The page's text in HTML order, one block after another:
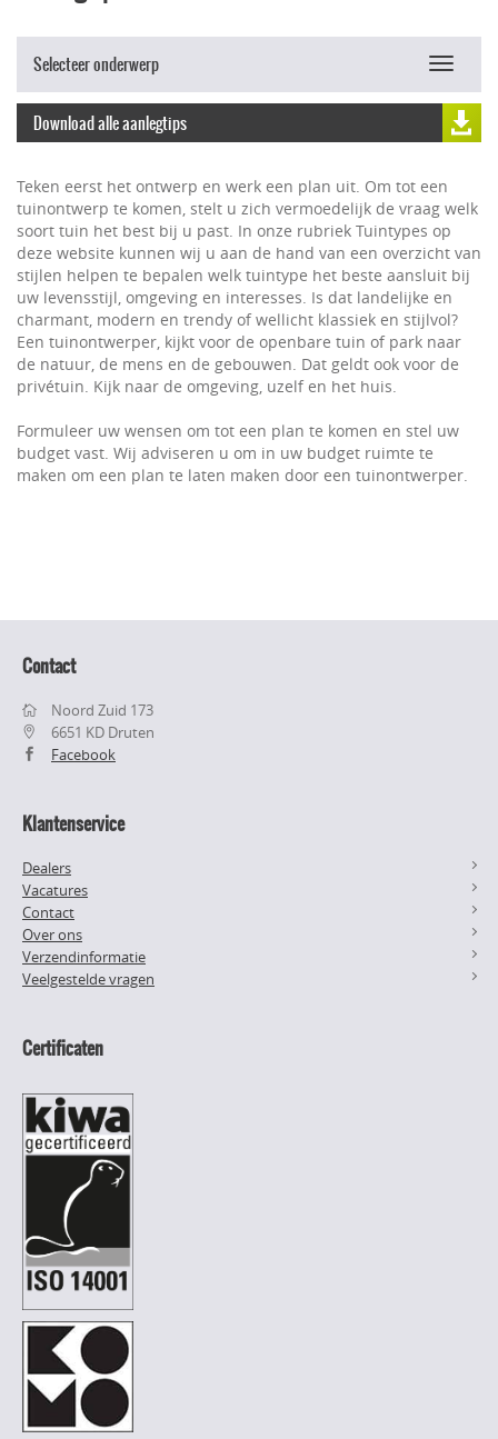
Selecteer onderwerp
Toggle
Download alle aanlegtips
Teken eerst het ontwerp en werk een plan uit. Om tot een
tuinontwerp te komen, stelt u zich vermoedelijk de vraag welk
soort tuin het best bij u past. In onze rubriek Tuintypes op
deze website kunnen wij u aan de hand van een overzicht van
stijlen helpen te bepalen welk tuintype het beste aansluit bij
uw levensstijl, omgeving en interesses. Is dat landelijke en
charmant, modern en trendy of wellicht klassiek en stijlvol?
Een tuinontwerper, kijkt voor de openbare tuin of park naar
de natuur, de mens en de gebouwen. Dat geldt ook voor de
privétuin. Kijk naar de omgeving, uzelf en het huis.
Formuleer uw wensen om tot een plan te komen en stel uw
budget vast. Wij adviseren u om in uw budget ruimte te
maken om een plan te laten maken door een tuinontwerper.
Contact
Noord Zuid 173
6651 KD Druten
Facebook
Klantenservice
Dealers
Vacatures
Contact
Over ons
Verzendinformatie
Veelgestelde vragen
Certificaten